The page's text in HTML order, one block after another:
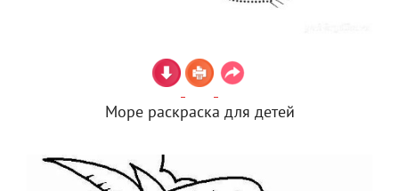
Море раскраска для детей